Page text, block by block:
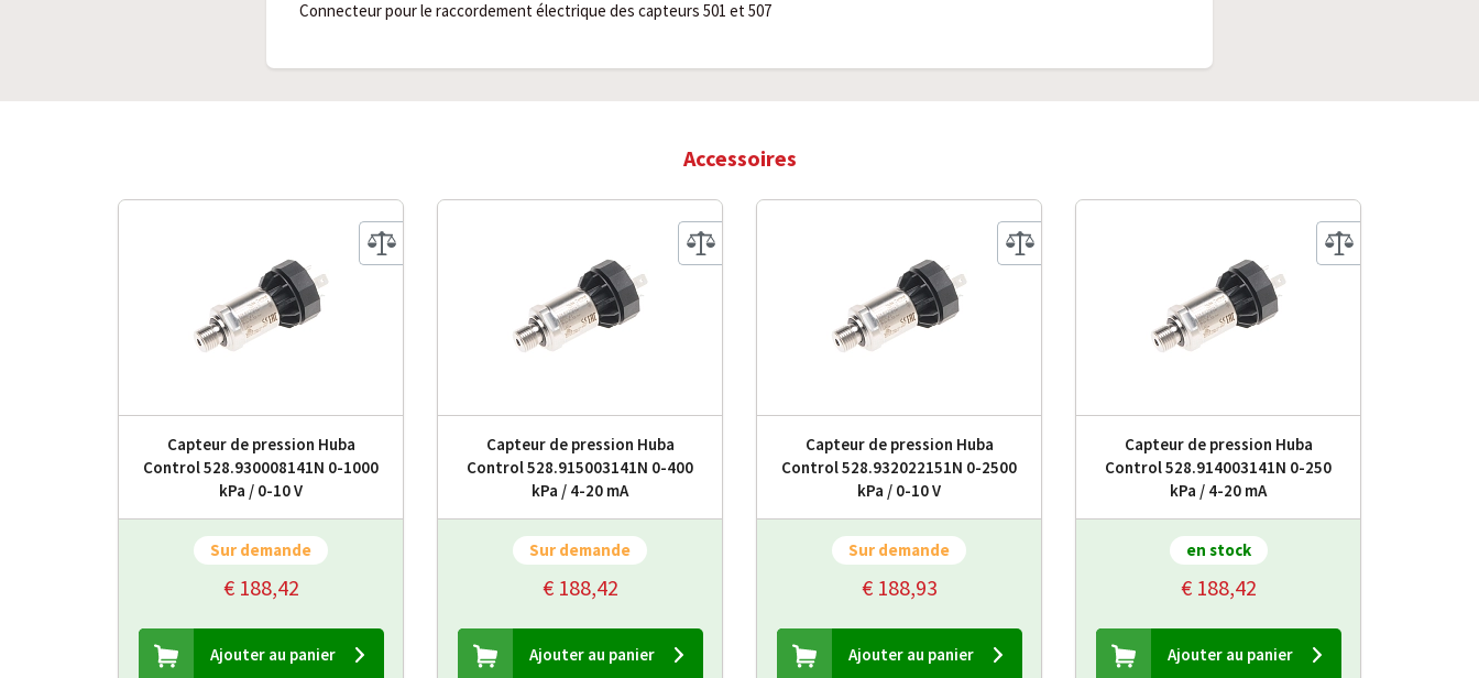
Connecteur pour le raccordement électrique des capteurs 501 et 507
Accessoires
Capteur de pression Huba
Control 528.930008141N 0-1000
kPa / 0-10 V
Sur demande
€ 188,42
Ajouter au panier
Capteur de pression Huba
Control 528.915003141N 0-400
kPa / 4-20 mA
Sur demande
€ 188,42
Ajouter au panier
Capteur de pression Huba
Control 528.932022151N 0-2500
kPa / 0-10 V
Sur demande
€ 188,93
Ajouter au panier
Capteur de pression Huba
Control 528.914003141N 0-250
kPa / 4-20 mA
en stock
€ 188,42
Ajouter au panier